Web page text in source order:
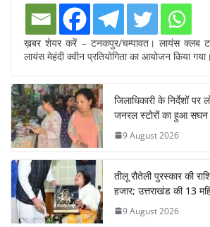
ख़बर शेयर करें – टनकपुर/चम्पावत। लायंस क्लब
लायंस मेहंदी क्वीन प्रतियोगिता का आयोजन किया
जिलाधिकारी के निर्देशों पर
जनरल स्टोरों का हुआ सघन
9 August 2026
तीलू रौतेली पुरस्कार की
हजार; उत्तराखंड की 13
9 August 2026